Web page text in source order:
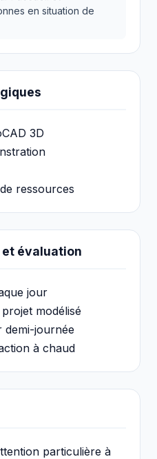
en situation de
3D
ressources
évaluation
jour
modélisé
demi-journée
à chaud
particulière à